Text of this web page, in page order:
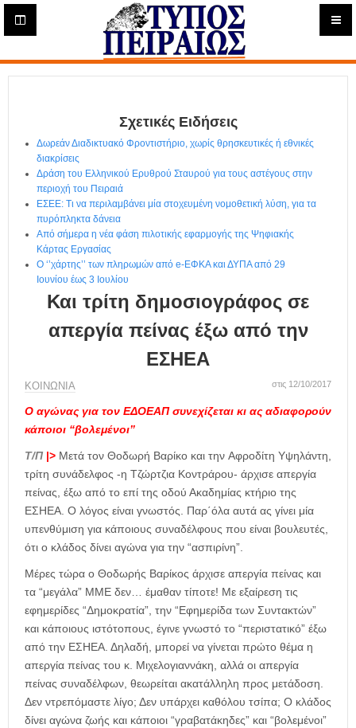
Η
ε
ρ
Σχετικές Ειδήσεις
Δωρεάν Διαδικτυακό Φροντιστήριο, χωρίς θρησκευτικές ή εθνικές
διακρίσεις
Δράση του Ελληνικού Ερυθρού Σταυρού για τους αστέγους στην
περιοχή του Πειραιά
ΕΣΕΕ: Τι να περιλαμβάνει μία στοχευμένη νομοθετική λύση, για τα
πυρόπληκτα δάνεια
Από σήμερα η νέα φάση πιλοτικής εφαρμογής της Ψηφιακής
Κάρτας Εργασίας
Ο ‘’χάρτης’’ των πληρωμών από e-ΕΦΚΑ και ΔΥΠΑ από 29
Ιουνίου έως 3 Ιουλίου
Και τρίτη δημοσιογράφος σε
απεργία πείνας έξω από την
ΕΣΗΕΑ
ΚΟΙΝΩΝΙΑ στις 12/10/2017
Ο αγώνας για τον ΕΔΟΕΑΠ συνεχίζεται κι ας αδιαφορούν
κάποιοι “βολεμένοι”
Τ/Π |> Μετά τον Θοδωρή Βαρίκο και την Αφροδίτη Υψηλάντη,
τρίτη συνάδελφος -η Τζώρτζια Κοντράρου- άρχισε απεργία
πείνας, έξω από το επί της οδού Ακαδημίας κτήριο της
ΕΣΗΕΑ. Ο λόγος είναι γνωστός. Παρ΄όλα αυτά ας γίνει μία
υπενθύμιση για κάποιους συναδέλφους που είναι βουλευτές,
ότι ο κλάδος δίνει αγώνα για την “ασπιρίνη”.
Μέρες τώρα ο Θοδωρής Βαρίκος άρχισε απεργία πείνας και
τα “μεγάλα” ΜΜΕ δεν… έμαθαν τίποτε! Με εξαίρεση τις
εφημερίδες “Δημοκρατία”, την “Εφημερίδα των Συντακτών”
και κάποιους ιστότοπους, έγινε γνωστό το “περιστατικό” έξω
από την ΕΣΗΕΑ. Δηλαδή, μπορεί να γίνεται πρώτο θέμα η
απεργία πείνας του κ. Μιχελογιαννάκη, αλλά οι απεργία
πείνας συναδέλφων, θεωρείται ακατάλληλη προς μετάδοση.
Δεν ντρεπόμαστε λίγο; Δεν υπάρχει καθόλου τσίπα; Ο κλάδος
δίνει αγώνα ζωής και κάποιοι “γραβατάκηδες” και “βολεμένοι”